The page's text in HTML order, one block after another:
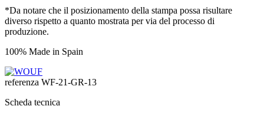
*Da notare che il posizionamento della stampa possa risultare
diverso rispetto a quanto mostrata per via del processo di
produzione.
100% Made in Spain
referenza WF-21-GR-13
Scheda tecnica